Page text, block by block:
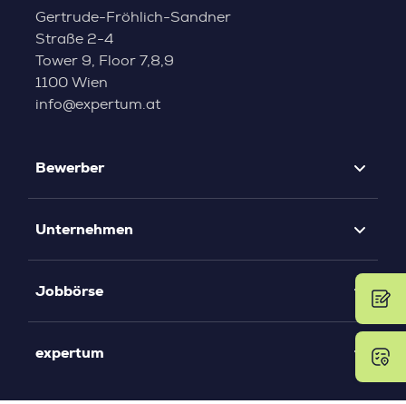
Gertrude-Fröhlich-Sandner
Straße 2-4
Tower 9, Floor 7,8,9
1100 Wien
info@expertum.at
Bewerber
Unternehmen
Jobbörse
expertum